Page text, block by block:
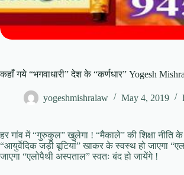
कहाँ गये “भगवाधारी” देश के “कर्णधार” Yogesh Mishra
yogeshmishralaw May 4, 2019
हर गांव में “गुरुकुल” खुलेगा ! “मैकाले” की शिक्षा नीति
“आयुर्वेदिक जड़ी बूटियां” खाकर के स्वस्थ हो जाएगा
जाएगा “एलोपैथी अस्पताल” स्वतः बंद हो जायेंगे !